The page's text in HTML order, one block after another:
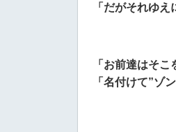
「だがそれゆえ
「お前達はそ
「名付けて”ゾ